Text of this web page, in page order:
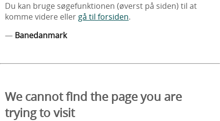
Du kan bruge søgefunktionen (øverst på siden) til at
komme videre eller gå til forsiden.
— Banedanmark
We cannot find the page you are
trying to visit